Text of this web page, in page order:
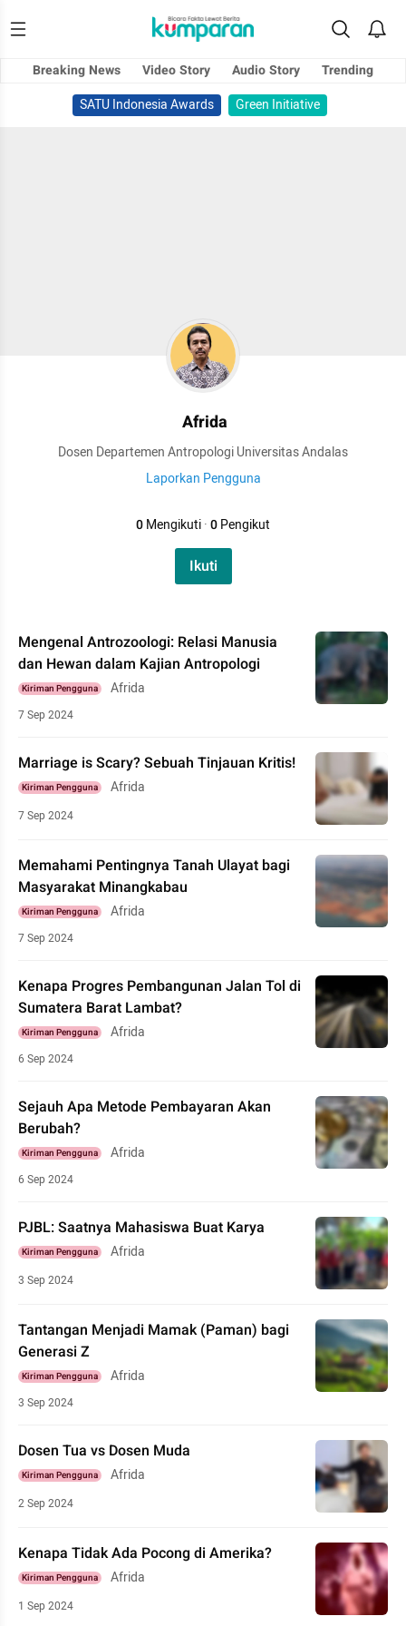
Breaking News Video Story Audio Story
Trending
SATU Indonesia Awards
Green Initiative
Afrida
Dosen Departemen Antropologi Universitas Andalas
Laporkan Pengguna
0Mengikuti·0Pengikut
Ikuti
Mengenal Antrozoologi: Relasi Manusia
dan Hewan dalam Kajian Antropologi
Kiriman Pengguna Afrida
7 Sep 2024
Marriage is Scary? Sebuah Tinjauan Kritis!
Kiriman Pengguna Afrida
7 Sep 2024
Memahami Pentingnya Tanah Ulayat bagi
Masyarakat Minangkabau
Kiriman Pengguna Afrida
7 Sep 2024
Kenapa Progres Pembangunan Jalan Tol di
Sumatera Barat Lambat?
Kiriman Pengguna Afrida
6 Sep 2024
Sejauh Apa Metode Pembayaran Akan
Berubah?
Kiriman Pengguna Afrida
6 Sep 2024
PJBL: Saatnya Mahasiswa Buat Karya
Kiriman Pengguna Afrida
3 Sep 2024
Tantangan Menjadi Mamak (Paman) bagi
Generasi Z
Kiriman Pengguna Afrida
3 Sep 2024
Dosen Tua vs Dosen Muda
Kiriman Pengguna Afrida
2 Sep 2024
Kenapa Tidak Ada Pocong di Amerika?
Kiriman Pengguna Afrida
1 Sep 2024